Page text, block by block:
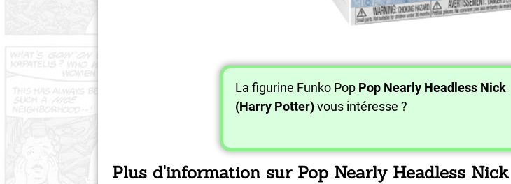
La figurine Funko Pop Pop Nearly Headless Nick
(Harry Potter)vous intéresse ?
Plus d'information sur Pop Nearly Headless Nick